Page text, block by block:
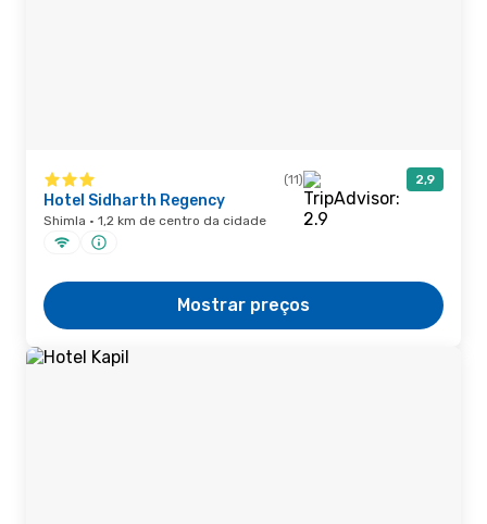
(11) 2,9
Hotel Sidharth Regency
Shimla · 1,2 km de centro da cidade
Mostrar preços